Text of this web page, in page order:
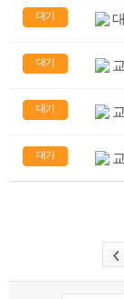
대기
대기
대기
대기